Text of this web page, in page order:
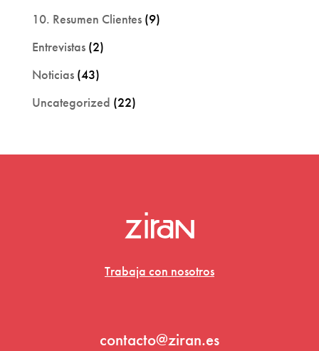
10. Resumen Clientes(9)
Entrevistas(2)
Noticias(43)
Uncategorized (22)
Trabaja con nosotros
contacto@ziran.es